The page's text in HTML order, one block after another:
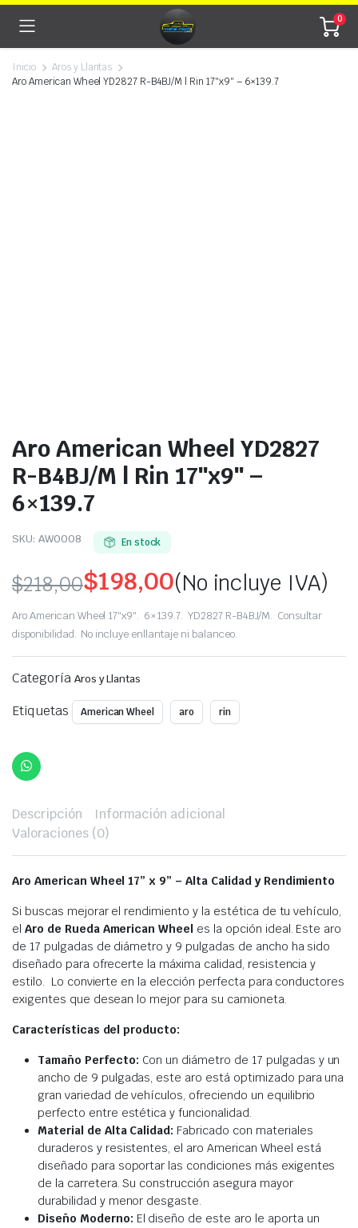
0
Inicio
Aros y Llantas
Aro American Wheel YD2827 R-B4BJ/M | Rin 17″x9″ – 6×139.7
Aro American Wheel YD2827
R-B4BJ/M | Rin 17″x9″ –
6×139.7
SKU: AW0008 En stock
$218,00
Original
price
was:
$218,00.
$198,00
Current
price
is:
$198,00.
(No incluye IVA)
Aro American Wheel 17″x9″. 6×139.7. YD2827 R-B4BJ/M. Consultar
disponibilidad. No incluye enllantaje ni balanceo.
Categoría Aros y Llantas
Etiquetas American Wheel aro rin
Descripción
Información adicional
Valoraciones (0)
Aro American Wheel 17” x 9” –Alta Calidad y Rendimiento
Si buscas mejorar el rendimiento y la estética de tu vehículo,
el Aro de Rueda American Wheel es la opción ideal. Este aro
de 17 pulgadas de diámetro y 9 pulgadas de ancho ha sido
diseñado para ofrecerte la máxima calidad, resistencia y
estilo. Lo convierte en la elección perfecta para conductores
exigentes que desean lo mejor para su camioneta.
Características del producto:
Tamaño Perfecto: Con un diámetro de 17 pulgadas y un
ancho de 9 pulgadas, este aro está optimizado para una
gran variedad de vehículos, ofreciendo un equilibrio
perfecto entre estética y funcionalidad.
Material de Alta Calidad: Fabricado con materiales
duraderos y resistentes, el aro American Wheel está
diseñado para soportar las condiciones más exigentes
de la carretera. Su construcción asegura mayor
durabilidad y menor desgaste.
Diseño Moderno: El diseño de este aro le aporta un